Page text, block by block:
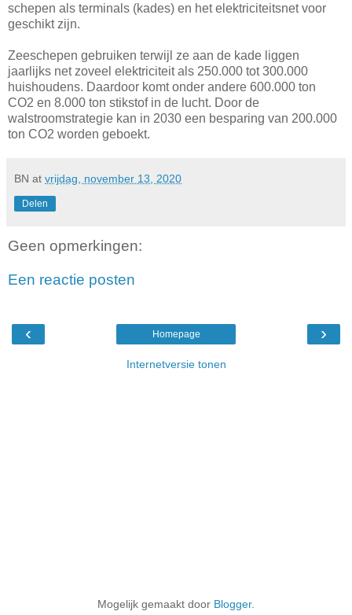
schepen als terminals (kades) en het elektriciteitsnet voor
geschikt zijn.
Zeeschepen gebruiken terwijl ze aan de kade liggen
jaarlijks net zoveel elektriciteit als 250.000 tot 300.000
huishoudens. Daardoor komt onder andere 600.000 ton
CO2 en 8.000 ton stikstof in de lucht. Door de
walstroomstrategie kan in 2030 een besparing van 200.000
ton CO2 worden geboekt.
BN at vrijdag, november 13, 2020
Delen
Geen opmerkingen:
Een reactie posten
‹ ›
Homepage
Internetversie tonen
Mogelijk gemaakt door Blogger.